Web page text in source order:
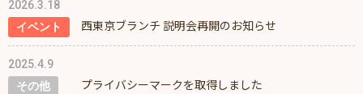
2026.3.18
イベント 西東京ブランチ 説明会再開のお知らせ
2025.4.9
その他 プライバシーマークを取得しました